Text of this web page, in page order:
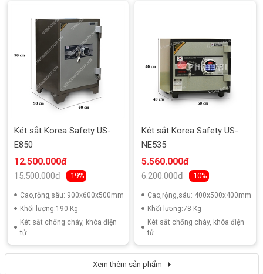
Két sắt Korea Safety US-
E850
12.500.000đ
15.500.000đ -19%
Cao,rộng,sâu: 900x600x500mm
Khối lượng:190 Kg
Két sắt chống cháy, khóa điện
tử
Két sắt Korea Safety US-
NE535
5.560.000đ
6.200.000đ -10%
Cao,rộng,sâu: 400x500x400mm
Khối lượng:78 Kg
Két sắt chống cháy, khóa điện
tử
Xem thêm sản phẩm